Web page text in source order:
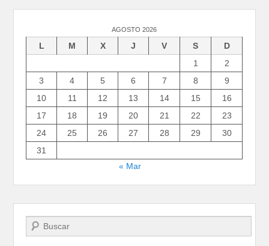
AGOSTO 2026
L M X J V S
D
1
2
3
4 5 6 7 8
9
10
11 12 13 14 15
16
17
18 19 20 21 22
23
24
25 26 27 28 29
30
31
« Mar
Buscar